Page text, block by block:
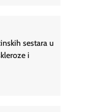
sestara u
i